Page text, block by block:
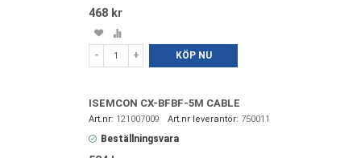
468 kr
Spara
i
favoriter
Lägg
till
- + KÖP NU
ISEMCON CX-BFBF-5M CABLE
121007009 750011
Beställningsvara